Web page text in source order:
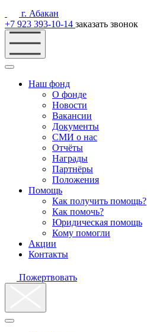
г. Абакан
+7 923 393-10-14 заказать звонок
Наш фонд
О фонде
Новости
Вакансии
Документы
СМИ о нас
Отчёты
Награды
Партнёры
Положения
Помощь
Как получить помощь?
Как помочь?
Юридическая помощь
Кому помогли
Акции
Контакты
Пожертвовать